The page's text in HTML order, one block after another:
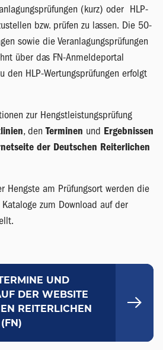
(kurz) oder HLP-
bzw. prüfen zu lassen. Die 50-
sowie die Veranlagungsprüfungen
über das FN-Anmeldeportal
den HLP-Wertungsprüfungen erfolgt
zur Hengstleistungsprüfung
, denTerminen und Ergebnissen
der Deutschen Reiterlichen
Hengste am Prüfungsort werden die
zum Download auf der
UND
DER WEBSITE
REITERLICHEN